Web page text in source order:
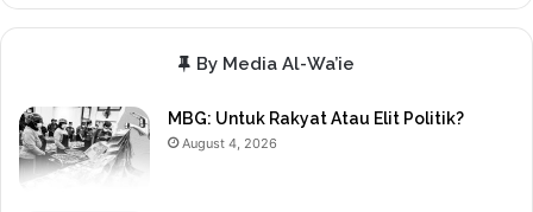
By Media Al-Wa’ie
MBG: Untuk Rakyat Atau Elit Politik?
August 4, 2026